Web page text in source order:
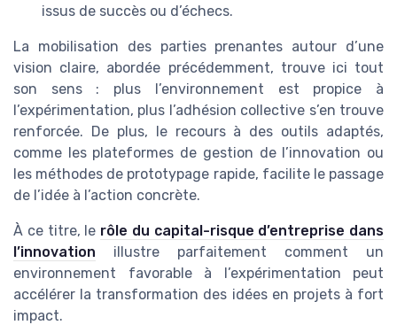
issus de succès ou d’échecs.
La mobilisation des parties prenantes autour d’une
vision claire, abordée précédemment, trouve ici tout
son sens : plus l’environnement est propice à
l’expérimentation, plus l’adhésion collective s’en trouve
renforcée. De plus, le recours à des outils adaptés,
comme les plateformes de gestion de l’innovation ou
les méthodes de prototypage rapide, facilite le passage
de l’idée à l’action concrète.
À ce titre, le rôle du capital-risque d’entreprise dans
l’innovation illustre parfaitement comment un
environnement favorable à l’expérimentation peut
accélérer la transformation des idées en projets à fort
impact.